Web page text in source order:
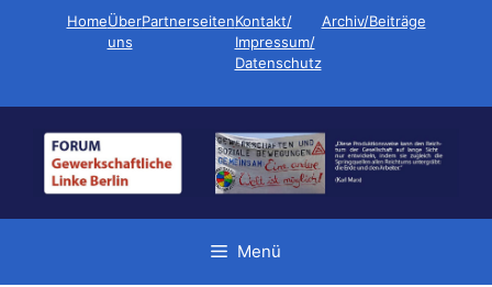
HomeÜber
uns
PartnerseitenKontakt/
Impressum/
Datenschutz
Archiv/Beiträge
Menü